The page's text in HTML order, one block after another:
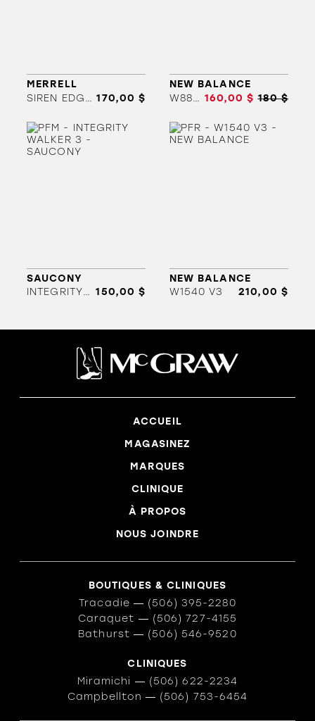
MERRELL
SIREN EDGE 3 WP 170,00 $
NEW BALANCE
W880 V14 160,00 $ 180 $
SAUCONY
INTEGRITY WALKER 3 150,00 $
NEW BALANCE
W1540 V3
210,00 $
ACCUEIL
MAGASINEZ
MARQUES
CLINIQUE
À PROPOS
NOUS JOINDRE
BOUTIQUES & CLINIQUES
Tracadie ― (506) 395-2280
Caraquet ― (506) 727-4155
Bathurst ― (506) 546-9520
CLINIQUES
Miramichi ― (506) 622-2234
Campbellton ― (506) 753-6454